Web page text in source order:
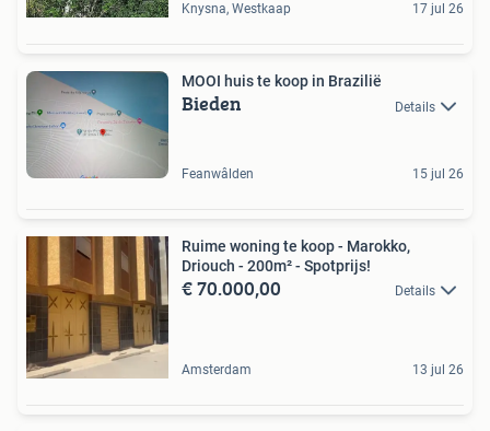
Knysna, Westkaap 17 jul 26
MOOI huis te koop in Brazilië
Bieden Details
Feanwâlden 15 jul 26
Ruime woning te koop - Marokko,
Driouch - 200m² - Spotprijs!
€ 70.000,00 Details
Amsterdam 13 jul 26